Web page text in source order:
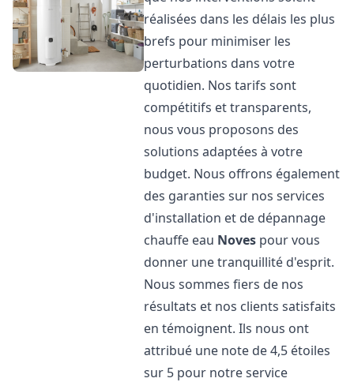
réalisées dans les délais les plus
brefs pour minimiser les
perturbations dans votre
quotidien. Nos tarifs sont
compétitifs et transparents,
nous vous proposons des
solutions adaptées à votre
budget. Nous offrons également
des garanties sur nos services
d'installation et de dépannage
chauffe eau Noves pour vous
donner une tranquillité d'esprit.
Nous sommes fiers de nos
résultats et nos clients satisfaits
en témoignent. Ils nous ont
attribué une note de 4,5 étoiles
sur 5 pour notre service